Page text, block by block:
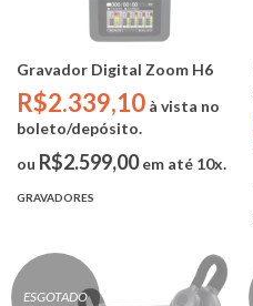
Gravador Digital Zoom H6
R$2.339,10 à vista no
boleto/depósito.
ou R$2.599,00em até 10x.
GRAVADORES
ESGOTADO